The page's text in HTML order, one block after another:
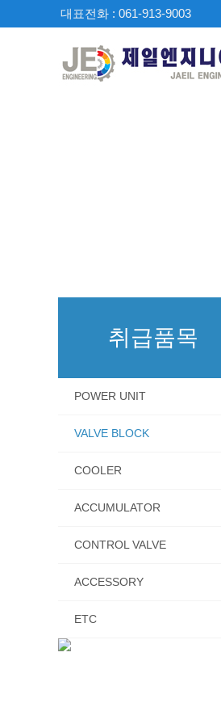
대표전화 : 061-913-9003
취급품목
POWER UNIT
VALVE BLOCK
COOLER
ACCUMULATOR
CONTROL VALVE
ACCESSORY
ETC